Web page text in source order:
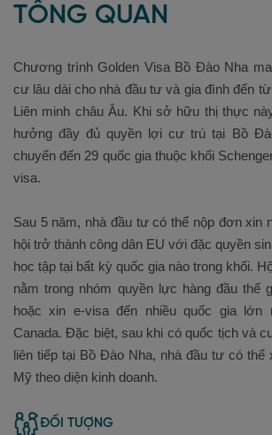
TỔNG QUAN
Chương trình Golden Visa Bồ Đào Nha
cư lâu dài cho nhà đầu tư và gia đình đến
Liên minh châu Âu. Khi sở hữu thị thực
hưởng đầy đủ quyền lợi cư trú tại Bồ
chuyển đến 29 quốc gia thuộc khối
visa.
Sau 5 năm, nhà đầu tư có thể nộp đơn xin
hội trở thành công dân EU với đặc quyền
học tập tại bất kỳ quốc gia nào trong khối.
nằm trong nhóm quyền lực hàng đầu thế
hoặc xin e-visa đến nhiều quốc gia lớn
Canada. Đặc biệt, sau khi có quốc tịch và
liên tiếp tại Bồ Đào Nha, nhà đầu tư có thể
Mỹ theo diện kinh doanh.
ĐỐI TƯỢNG